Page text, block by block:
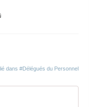
dans #Délégués du Personnel